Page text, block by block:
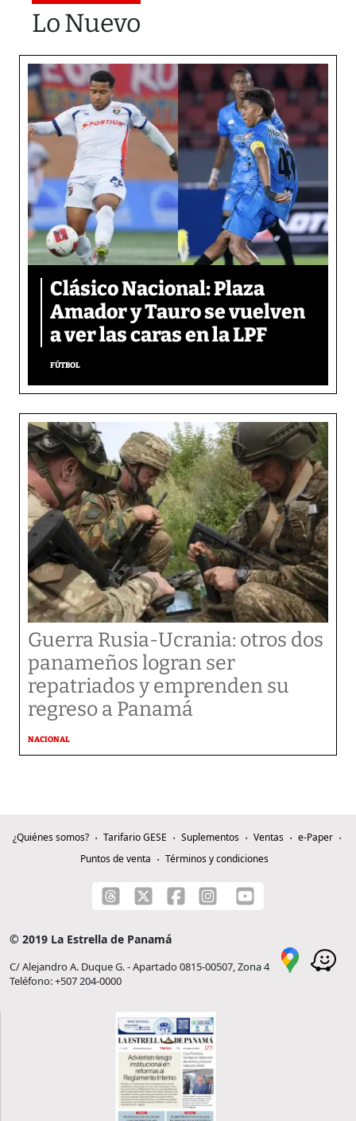
Lo Nuevo
Clásico Nacional: Plaza
Amador y Tauro se vuelven
a ver las caras en la LPF
FÚTBOL
Guerra Rusia-Ucrania: otros dos
panameños logran ser
repatriados y emprenden su
regreso a Panamá
NACIONAL
¿Quiénes somos? Tarifario GESE Suplementos Ventas
e-Paper
Puntos de venta
Términos y condiciones
© 2019 La Estrella de Panamá
C/ Alejandro A. Duque G. - Apartado 0815-00507, Zona 4
Teléfono: +507 204-0000